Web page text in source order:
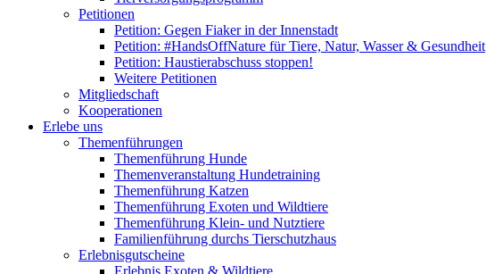
Petitionen
Petition: Gegen Fiaker in der Innenstadt
Petition: #HandsOffNature für Tiere, Natur, Wasser & Gesundheit
Petition: Haustierabschuss stoppen!
Weitere Petitionen
Mitgliedschaft
Kooperationen
Erlebe uns
Themenführungen
Themenführung Hunde
Themenveranstaltung Hundetraining
Themenführung Katzen
Themenführung Exoten und Wildtiere
Themenführung Klein- und Nutztiere
Familienführung durchs Tierschutzhaus
Erlebnisgutscheine
Erlebnis Exoten & Wildtiere